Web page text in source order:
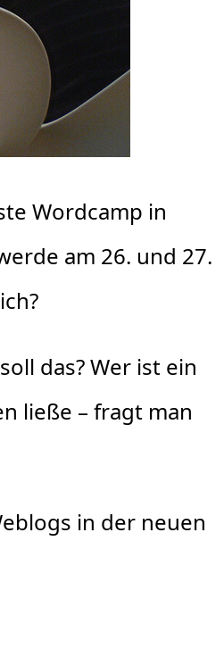
Wordcamp in
am 26. und 27.
das? Wer ist ein
ließe – fragt man
in der neuen